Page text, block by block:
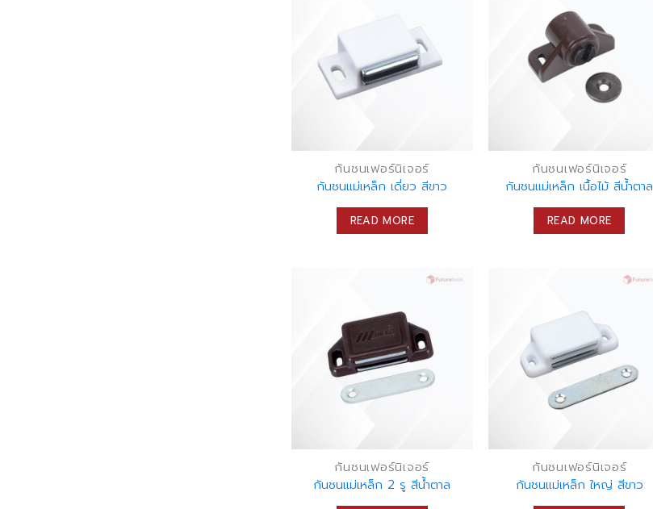
กันชนเฟอร์นิเจอร์
กันชนแม่เหล็ก เดี่ยว สีขาว
READ MORE
กันชนเฟอร์นิเจอร์
กันชนแม่เหล็ก เนื้อไม้ สีน้ำตาล
READ MORE
กันชนเฟอร์นิเจอร์
กันชนแม่เหล็ก 2 รู สีน้ำตาล
กันชนเฟอร์นิเจอร์
กันชนแม่เหล็ก ใหญ่ สีขาว